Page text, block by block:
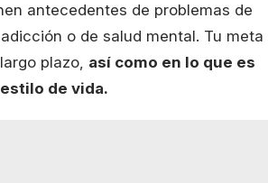
antecedentes de problemas de
o de salud mental. Tu meta
plazo, así como en lo que es
de vida.